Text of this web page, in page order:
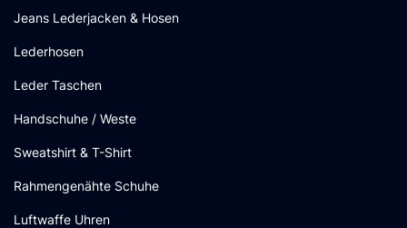
Jeans Lederjacken & Hosen
Lederhosen
Leder Taschen
Handschuhe / Weste
Sweatshirt & T-Shirt
Rahmengenähte Schuhe
Luftwaffe Uhren